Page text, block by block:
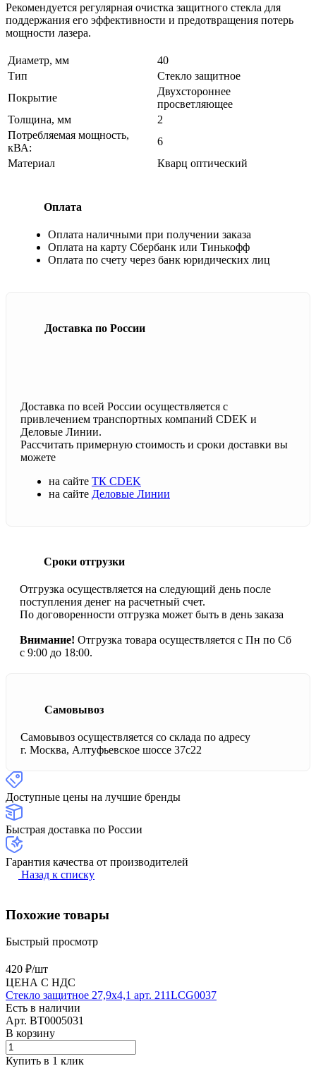
Рекомендуется регулярная очистка защитного стекла для
поддержания его эффективности и предотвращения потерь
мощности лазера.
Диаметр, мм
40
Тип
Стекло защитное
Покрытие
Двухстороннее
просветляющее
Толщина, мм
2
Потребляемая мощность,
кВА:
6
Материал
Кварц оптический
Оплата
Оплата наличными при получении заказа
Оплата на карту Сбербанк или Тинькофф
Оплата по счету через банк юридических лиц
Доставка по России
Доставка по всей России осуществляется с
привлечением транспортных компаний CDEK и
Деловые Линии.
Рассчитать примерную стоимость и сроки доставки вы
можете
на сайте ТК CDEK
на сайте Деловые Линии
Сроки отгрузки
Отгрузка осуществляется на следующий день после
поступления денег на расчетный счет.
По договоренности отгрузка может быть в день заказа
Внимание! Отгрузка товара осуществляется с Пн по Сб
с 9:00 до 18:00.
Самовывоз
Самовывоз осуществляется со склада по адресу
г. Москва, Алтуфьевское шоссе 37с22
Доступные цены на лучшие бренды
Быстрая доставка по России
Гарантия качества от производителей
Назад к списку
Похожие товары
Быстрый просмотр
420 ₽/шт
ЦЕНА С НДС
Стекло защитное 27,9х4,1 арт. 211LCG0037
Есть в наличии
Арт. BT0005031
В корзину
Купить в 1 клик